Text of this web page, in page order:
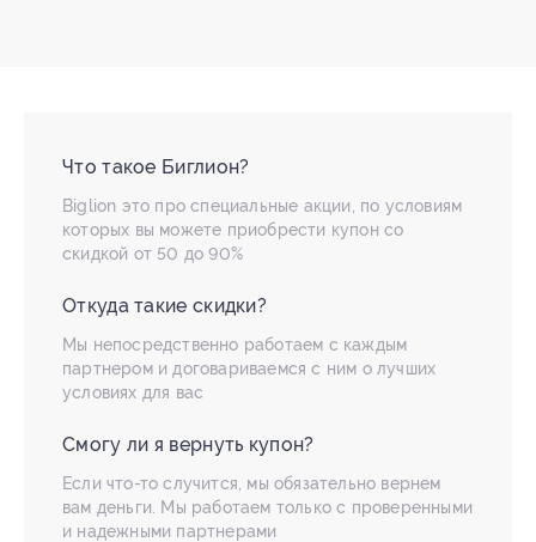
Что такое Биглион?
Biglion это про специальные акции, по условиям
которых вы можете приобрести купон со
скидкой от 50 до 90%
Откуда такие скидки?
Мы непосредственно работаем с каждым
партнером и договариваемся с ним о лучших
условиях для вас
Смогу ли я вернуть купон?
Если что-то случится, мы обязательно вернем
вам деньги. Мы работаем только с проверенными
и надежными партнерами